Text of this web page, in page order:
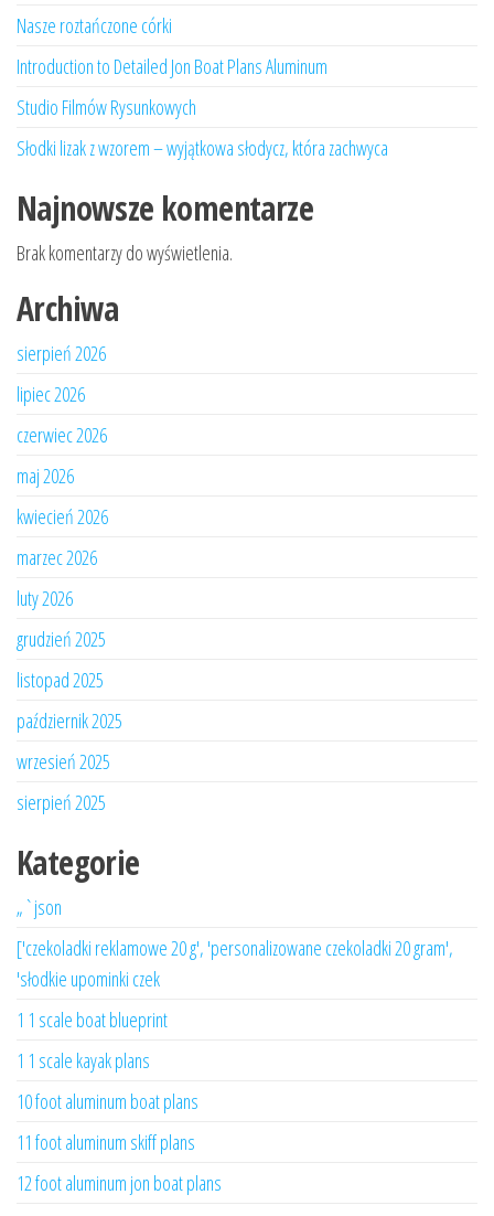
Nasze roztańczone córki
Introduction to Detailed Jon Boat Plans Aluminum
Studio Filmów Rysunkowych
Słodki lizak z wzorem – wyjątkowa słodycz, która zachwyca
Najnowsze komentarze
Brak komentarzy do wyświetlenia.
Archiwa
sierpień 2026
lipiec 2026
czerwiec 2026
maj 2026
kwiecień 2026
marzec 2026
luty 2026
grudzień 2025
listopad 2025
październik 2025
wrzesień 2025
sierpień 2025
Kategorie
„`json
['czekoladki reklamowe 20 g', 'personalizowane czekoladki 20 gram',
'słodkie upominki czek
1 1 scale boat blueprint
1 1 scale kayak plans
10 foot aluminum boat plans
11 foot aluminum skiff plans
12 foot aluminum jon boat plans